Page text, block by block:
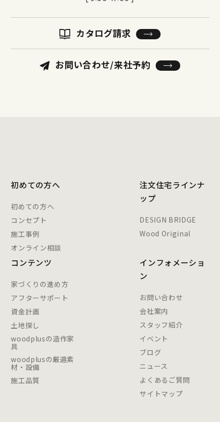
カタログ請求
お問い合わせ/来社予約
初めての方へ
初めての方へ
コンセプト
施工事例
オンライン相談
注文住宅ラインナ
ップ
DESIGN BRIDGE
Wood Original
コンテンツ
家づくりの進め方
アフターサポート
資金計画
土地探し
woodplusの造作家
具
woodplusの厳選素
材・設備
施工品質
インフォメーショ
ン
お問い合わせ
会社案内
スタッフ紹介
イベント
ブログ
ニュース
よくあるご質問
サイトマップ